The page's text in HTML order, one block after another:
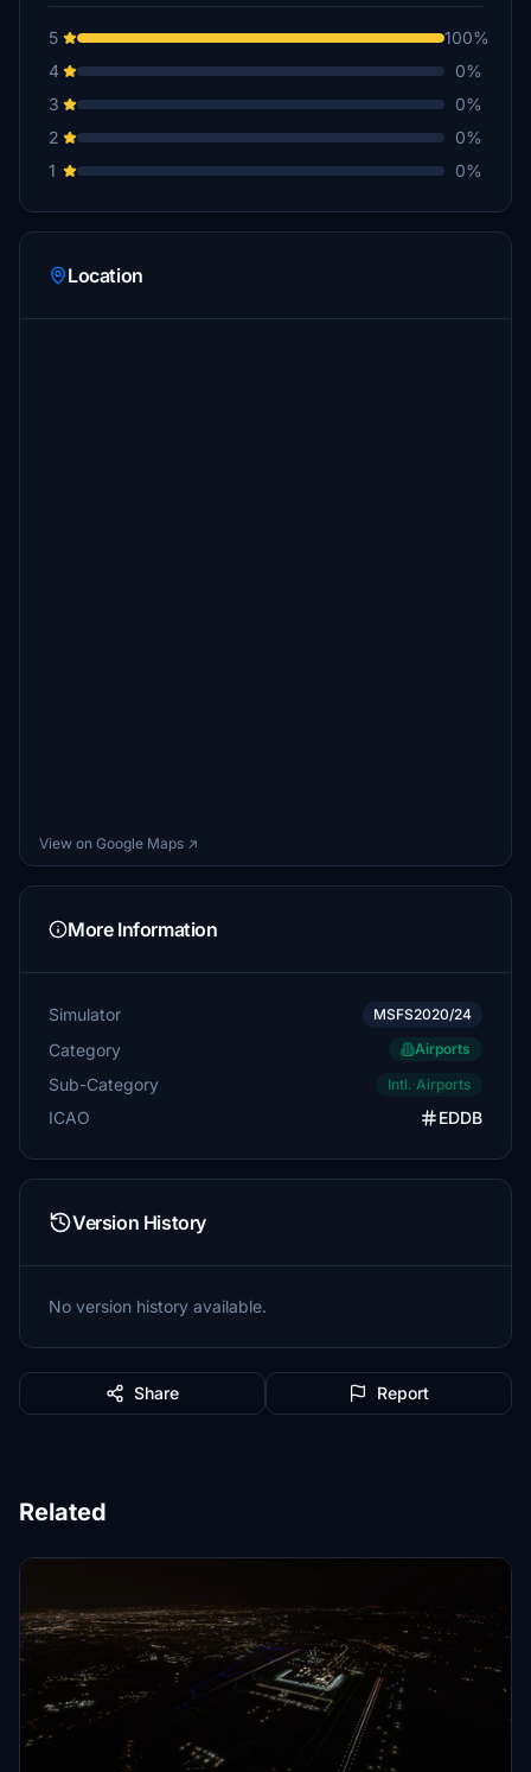
5
100%
4
0%
3
0%
2
0%
1
0%
Location
View on Google Maps ↗
More Information
Simulator MSFS2020/24
Category Airports
Sub-Category Intl. Airports
ICAO EDDB
Version History
No version history available.
Share Report
Related